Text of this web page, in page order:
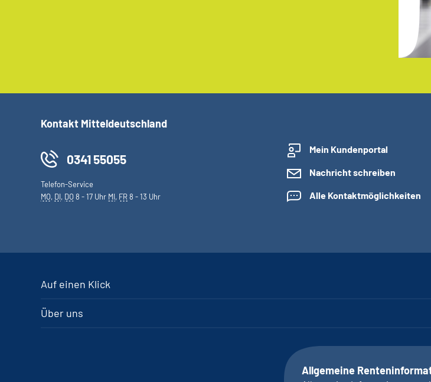
Kontakt Mitteldeutschland
0341 55055
Telefon-Service
MO, DI, DO8 - 17 Uhr MI, FR8 - 13 Uhr
Mein Kundenportal
Nachricht schreiben
Alle Kontaktmöglichkeiten
Auf einen Klick
Über uns
Allgemeine